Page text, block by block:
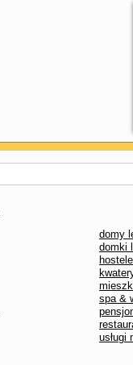
domy
domki
spa &
usługi